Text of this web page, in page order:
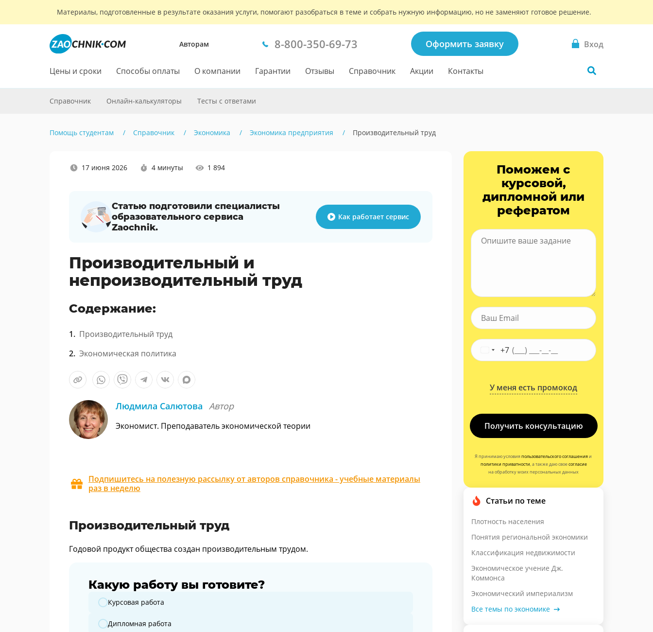
Материалы, подготовленные в результате оказания услуги, помогают разобраться в теме и собрать нужную информацию, но не заменяют готовое решение.
Авторам 8-800-350-69-73 Оформить заявку Вход
Цены и сроки Способы оплаты О компании Гарантии Отзывы Справочник Акции Контакты
Справочник Онлайн-калькуляторы Тесты с ответами
Помощь студентам Справочник Экономика Экономика предприятия Производительный труд
17 июня 2026 4 минуты 1 894
Статью подготовили специалисты
образовательного сервиса
Zaochnik.
Как работает сервис
Производительный и
непроизводительный труд
Содержание:
Производительный труд
Экономическая политика
Людмила Салютова Автор
Экономист. Преподаватель экономической теории
Подпишитесь на полезную рассылку от авторов справочника - учебные материалы
раз в неделю
Производительный труд
Годовой продукт общества создан производительным трудом.
Какую работу вы готовите?
Какую работу вы готовите?
Курсовая работа
Дипломная работа
Поможем с
курсовой,
дипломной или
рефератом
+7
У меня есть промокод
Получить консультацию
Я принимаю условияпользовательского соглашенияи
политики приватности, а также даю своесогласие
на обработку моих персональных данных
Статьи по теме
Плотность населения
Понятия региональной экономики
Классификация недвижимости
Экономическое учение Дж.
Коммонса
Экономический империализм
Все темы по экономике